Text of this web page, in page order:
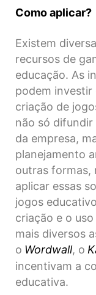
Como aplicar?
Existem
recursos de
educação. As
podem investir
criação de
não só difundir
da empresa,
planejamento
outras formas,
aplicar essas
jogos
criação e o
mais diversos
o Wordwall, o
incentivam a
educativa.